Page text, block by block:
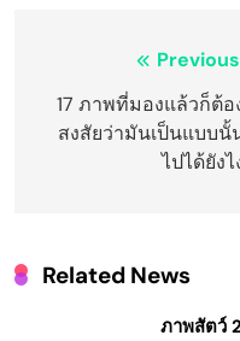
navigation
17 ภาพที่มองแล้วก็ต้อ
สงสัยว่ามันเป็นแบบนั้
ไปได้ยังไ
Related News
ภาพสัตว์